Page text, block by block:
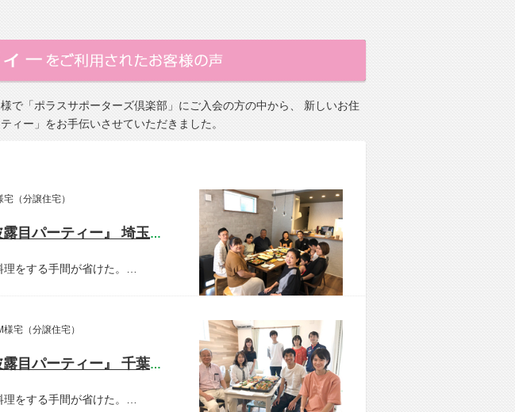
で「ポラスサポーターズ倶楽部」にご入会の方の中から、 新しいお住
ィー」をお手伝いさせていただきました。
（分譲住宅）
開催しました! 『新築お披露目パーティー』 埼玉県三郷市 M様宅
をする手間が省けた。…
宅（分譲住宅）
開催しました! 『新築お披露目パーティー』 千葉県我孫子市 M様宅
をする手間が省けた。…